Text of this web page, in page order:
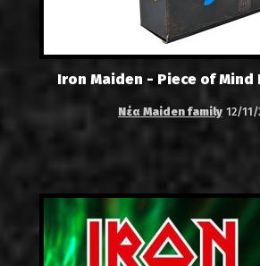
Iron Maiden - Piece of Mind
Νέα Maiden family 12/11/